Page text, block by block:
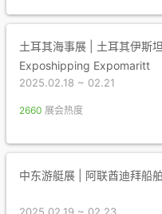
土耳其海事展 | 土耳其伊斯
Exposhipping Expomaritt
2025.02.18 ~ 02.21
2660 展会热度
中东游艇展 | 阿联酋迪拜船